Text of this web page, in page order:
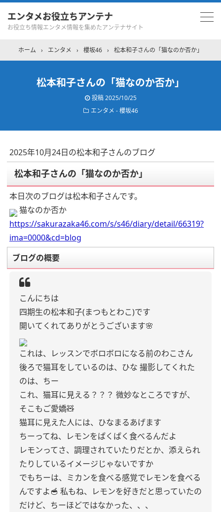
エンタメお役立ちアンテナ
お役立ち情報エンタメ情報を集めたアンテナサイト
ホーム › エンタメ › 櫻坂46 › 松本和子さんの「猫なのか否か」
松本和子さんの「猫なのか否か」
投稿2025/10/25
エンタメ - 櫻坂46
2025年10月24日の松本和子さんのブログ
松本和子さんの「猫なのか否か」
本日次のブログは松本和子さんです。
猫なのか否か
https://sakurazaka46.com/s/s46/diary/detail/66319?
ima=0000&cd=blog
ブログの概要
こんにちは
四期生の松本和子(まつもとわこ)です
開いてくれてありがとうございます🌸
これは、レッスンでボロボロになる前のわこさん
後ろで猫耳をしているのは、ひな 撮影してくれた
のは、ちー
これ、猫耳に見える？？？ 微妙なところですが、
そこもご愛嬌🧸
猫耳に見えた人には、ひなまるあげます
ちーってね、レモンをぱくぱく食べるんだよ
レモンってさ、調理されていたりだとか、添えられ
たりしているイメージじゃないですか
でもちーは、ミカンを食べる感覚でレモンを食べる
んですよ🥣 私もね、レモンを好きだと思っていたの
だけど、ちーほどではなかった、、、